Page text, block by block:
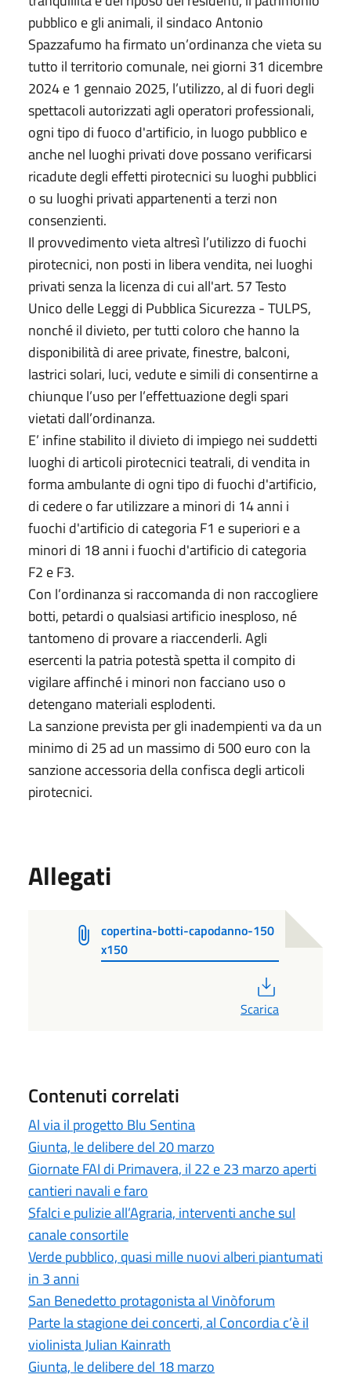
pubblico e gli animali, il sindaco Antonio
Spazzafumo ha firmato un’ordinanza che vieta su
tutto il territorio comunale, nei giorni 31 dicembre
2024 e 1 gennaio 2025, l’utilizzo, al di fuori degli
spettacoli autorizzati agli operatori professionali,
ogni tipo di fuoco d'artificio, in luogo pubblico e
anche nel luoghi privati dove possano verificarsi
ricadute degli effetti pirotecnici su luoghi pubblici
o su luoghi privati appartenenti a terzi non
consenzienti.
Il provvedimento vieta altresì l’utilizzo di fuochi
pirotecnici, non posti in libera vendita, nei luoghi
privati senza la licenza di cui all'art. 57 Testo
Unico delle Leggi di Pubblica Sicurezza - TULPS,
nonché il divieto, per tutti coloro che hanno la
disponibilità di aree private, finestre, balconi,
lastrici solari, luci, vedute e simili di consentirne a
chiunque l’uso per l’effettuazione degli spari
vietati dall’ordinanza.
E’ infine stabilito il divieto di impiego nei suddetti
luoghi di articoli pirotecnici teatrali, di vendita in
forma ambulante di ogni tipo di fuochi d'artificio,
di cedere o far utilizzare a minori di 14 anni i
fuochi d'artificio di categoria F1 e superiori e a
minori di 18 anni i fuochi d'artificio di categoria
F2 e F3.
Con l’ordinanza si raccomanda di non raccogliere
botti, petardi o qualsiasi artificio inesploso, né
tantomeno di provare a riaccenderli. Agli
esercenti la patria potestà spetta il compito di
vigilare affinché i minori non facciano uso o
detengano materiali esplodenti.
La sanzione prevista per gli inadempienti va da un
minimo di 25 ad un massimo di 500 euro con la
sanzione accessoria della confisca degli articoli
pirotecnici.
Allegati
copertina-botti-capodanno-150
x150
Scarica
Contenuti correlati
Al via il progetto Blu Sentina
Giunta, le delibere del 20 marzo
Giornate FAI di Primavera, il 22 e 23 marzo aperti
cantieri navali e faro
Sfalci e pulizie all’Agraria, interventi anche sul
canale consortile
Verde pubblico, quasi mille nuovi alberi piantumati
in 3 anni
San Benedetto protagonista al Vinòforum
Parte la stagione dei concerti, al Concordia c’è il
violinista Julian Kainrath
Giunta, le delibere del 18 marzo